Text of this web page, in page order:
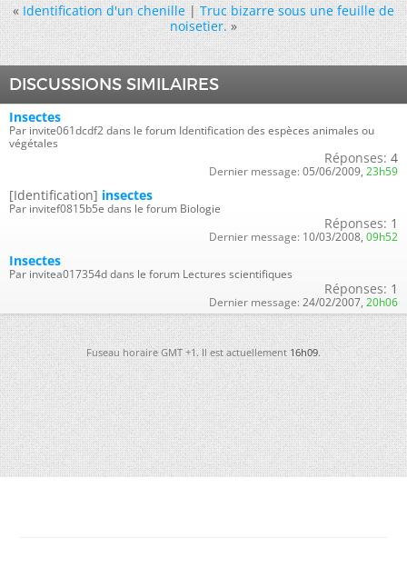
« Identification d'un chenille|Truc bizarre sous une feuille de
noisetier. »
DISCUSSIONS SIMILAIRES
Insectes
Par invite061dcdf2 dans le forum Identification des espèces animales ou
végétales
Réponses: 4
Dernier message: 05/06/2009, 23h59
[Identification] insectes
Par invitef0815b5e dans le forum Biologie
Réponses: 1
Dernier message: 10/03/2008, 09h52
Insectes
Par invitea017354d dans le forum Lectures scientifiques
Réponses: 1
Dernier message: 24/02/2007, 20h06
Fuseau horaire GMT +1. Il est actuellement16h09.